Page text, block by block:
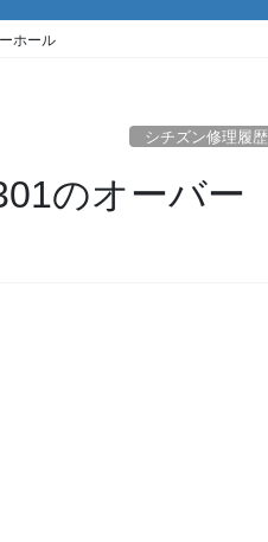
ホール
シチズン修理履歴
のオーバー